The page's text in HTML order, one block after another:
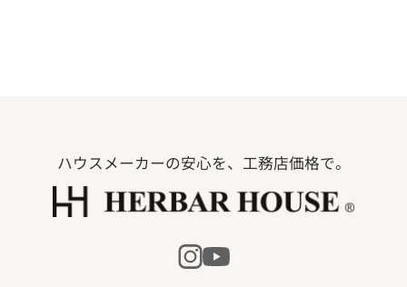
ハウスメーカーの安心を、工務店価格で。